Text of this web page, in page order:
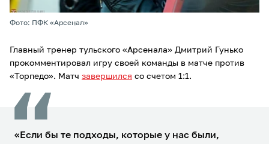
Фото: ПФК «Арсенал»
Главный тренер тульского «Арсенала» Дмитрий Гунько
прокомментировал игру своей команды в матче против
«Торпедо». Матч завершился со счетом 1:1.
«Если бы те подходы, которые у нас были,